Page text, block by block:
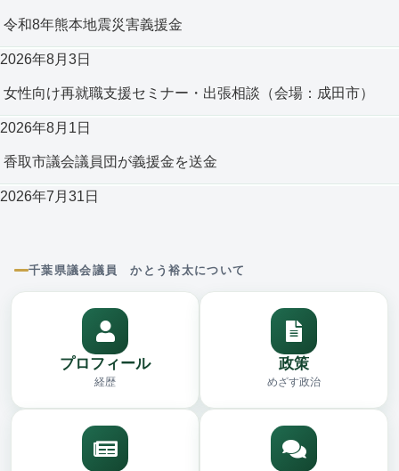
令和8年熊本地震災害義援金
2026年8月3日
女性向け再就職支援セミナー・出張相談（会場：成田市）
2026年8月1日
香取市議会議員団が義援金を送金
2026年7月31日
千葉県議会議員 かとう裕太について
プロフィール
経歴
政策
めざす政治